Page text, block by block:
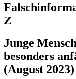
Z
Junge
besonders
(August 2023)